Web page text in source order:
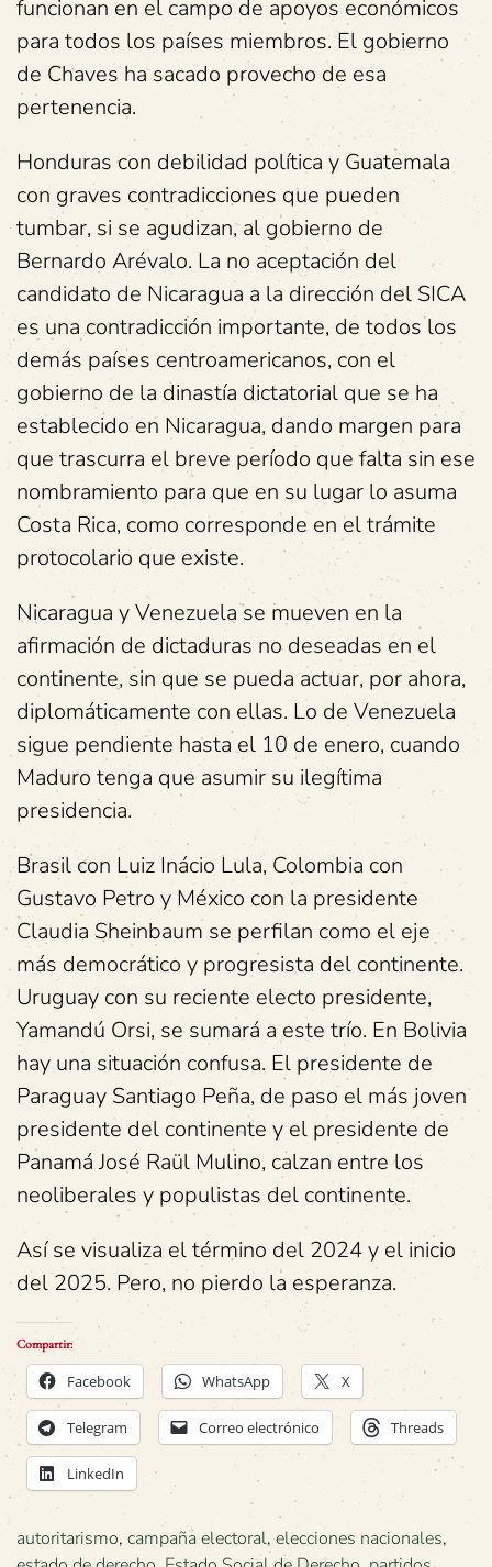
funcionan en el campo de apoyos económicos
para todos los países miembros. El gobierno
de Chaves ha sacado provecho de esa
pertenencia.
Honduras con debilidad política y Guatemala
con graves contradicciones que pueden
tumbar, si se agudizan, al gobierno de
Bernardo Arévalo. La no aceptación del
candidato de Nicaragua a la dirección del SICA
es una contradicción importante, de todos los
demás países centroamericanos, con el
gobierno de la dinastía dictatorial que se ha
establecido en Nicaragua, dando margen para
que trascurra el breve período que falta sin ese
nombramiento para que en su lugar lo asuma
Costa Rica, como corresponde en el trámite
protocolario que existe.
Nicaragua y Venezuela se mueven en la
afirmación de dictaduras no deseadas en el
continente, sin que se pueda actuar, por ahora,
diplomáticamente con ellas. Lo de Venezuela
sigue pendiente hasta el 10 de enero, cuando
Maduro tenga que asumir su ilegítima
presidencia.
Brasil con Luiz Inácio Lula, Colombia con
Gustavo Petro y México con la presidente
Claudia Sheinbaum se perfilan como el eje
más democrático y progresista del continente.
Uruguay con su reciente electo presidente,
Yamandú Orsi, se sumará a este trío. En Bolivia
hay una situación confusa. El presidente de
Paraguay Santiago Peña, de paso el más joven
presidente del continente y el presidente de
Panamá José Raül Mulino, calzan entre los
neoliberales y populistas del continente.
Así se visualiza el término del 2024 y el inicio
del 2025. Pero, no pierdo la esperanza.
Compartir:
Facebook WhatsApp X
Telegram Correo electrónico Threads
LinkedIn
autoritarismo, campaña electoral, elecciones nacionales,